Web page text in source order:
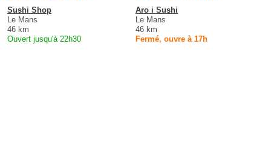
Sushi Shop
Le Mans
46 km
Ouvert jusqu'à 22h30
Aro i Sushi
Le Mans
46 km
Fermé, ouvre à 17h